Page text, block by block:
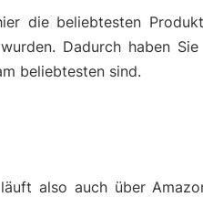
die beliebtesten
Dadurch haben Sie
beliebtesten sind.
also auch über